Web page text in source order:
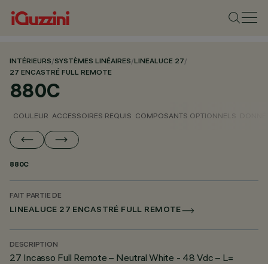
INTÉRIEURS/SYSTÈMES LINÉAIRES/LINEALUCE 27/
27 ENCASTRÉ FULL REMOTE
880C
COULEUR ACCESSOIRES REQUIS COMPOSANTS OPTIONNELS
880C
FAIT PARTIE DE
LINEALUCE 27 ENCASTRÉ FULL REMOTE
DESCRIPTION
27 Incasso Full Remote – Neutral White - 48 Vdc – L=